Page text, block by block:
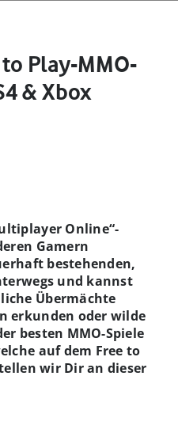
Play-MMO-
& Xbox
Online“-
Gamern
bestehenden,
und kannst
Übermächte
erkunden oder wilde
besten MMO-Spiele
auf dem Free to
wir Dir an dieser